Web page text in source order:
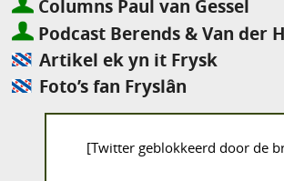
Columns Paul van Gessel
Podcast Berends & Van der
Artikel ek yn it Frysk
Foto’s fan Fryslân
[Twitter geblokkeerd door de